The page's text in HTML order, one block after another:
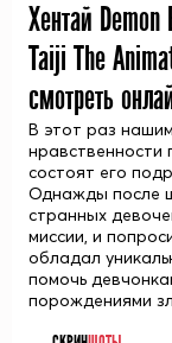
Хентай
Taiji The
смотреть
В этот раз
нравственности
состоят его
Однажды после
странных
миссии, и
обладал
помочь
порождениями